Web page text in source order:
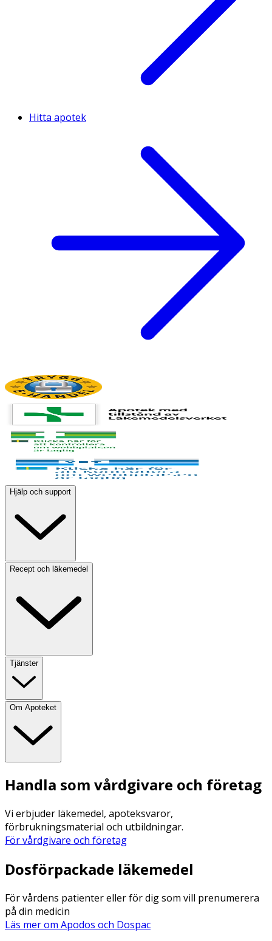
Hitta apotek
Hjälp och support
Recept och läkemedel
Tjänster
Om Apoteket
Handla som vårdgivare och företag
Vi erbjuder läkemedel, apoteksvaror,
förbrukningsmaterial och utbildningar.
För vårdgivare och företag
Dosförpackade läkemedel
För vårdens patienter eller för dig som vill prenumerera
på din medicin
Läs mer om Apodos och Dospac